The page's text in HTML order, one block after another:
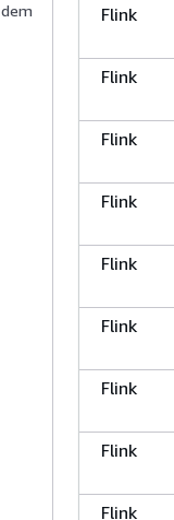
Flink
Flink
Flink
Flink
Flink
Flink
Flink
Flink
Flink